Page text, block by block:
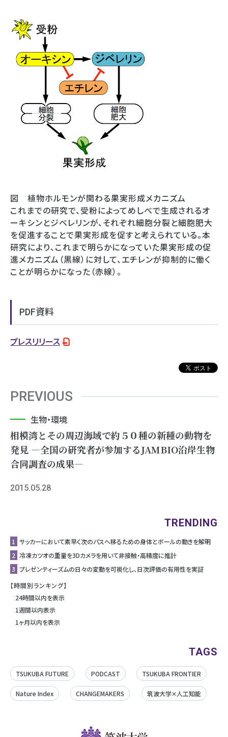
図 植物ホルモンが関わる果実形成メカニズム
これまでの研究で、受粉によってめしべで生成されるオ
ーキシンとジベレリンが、それぞれ細胞分裂と細胞肥大
を促進することで果実形成を促すと考えられている。本
研究により、これまで明らかになっていた果実形成の促
進メカニズム（黒線）に対して、エチレンが抑制的に働く
ことが明らかになった（赤線）。
PDF資料
プレスリリース
PREVIOUS
生物・環境
相模湾とその周辺海域で約５０種の新種の動物を
発見 ―全国の研究者が参加するJAMBIO沿岸生物
合同調査の成果―
2015.05.28
TRENDING
1 サッカーにおいて素早く次のパスへ移るための身体とボールの動きを解明
2 冷凍カツオの重量を3Dカメラを用いて非接触・高精度に推計
3 プレゼンティーズムの日々の変動を可視化し、日次評価の有用性を実証
【時間別ランキング】
24時間以内を表示
1週間以内表示
1ヶ月以内を表示
TAGS
TSUKUBA FUTURE PODCAST TSUKUBA FRONTIER
Nature Index CHANGEMAKERS 筑波大学✕人工知能